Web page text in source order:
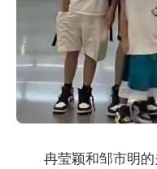
冉莹颖和邹市明